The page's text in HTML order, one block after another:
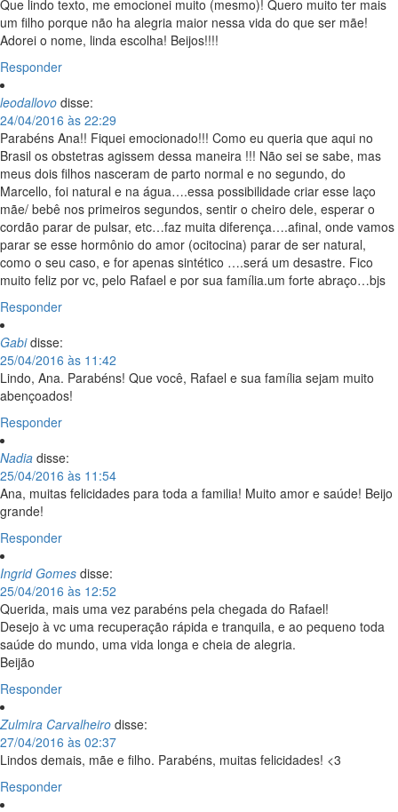
Que lindo texto, me emocionei muito (mesmo)! Quero muito ter mais
um filho porque não ha alegria maior nessa vida do que ser mãe!
Adorei o nome, linda escolha! Beijos!!!!
Responder
leodallovo disse:
24/04/2016 às 22:29
Parabéns Ana!! Fiquei emocionado!!! Como eu queria que aqui no
Brasil os obstetras agissem dessa maneira !!! Não sei se sabe, mas
meus dois filhos nasceram de parto normal e no segundo, do
Marcello, foi natural e na água….essa possibilidade criar esse laço
mãe/ bebê nos primeiros segundos, sentir o cheiro dele, esperar o
cordão parar de pulsar, etc…faz muita diferença….afinal, onde vamos
parar se esse hormônio do amor (ocitocina) parar de ser natural,
como o seu caso, e for apenas sintético ….será um desastre. Fico
muito feliz por vc, pelo Rafael e por sua família.um forte abraço…bjs
Responder
Gabi disse:
25/04/2016 às 11:42
Lindo, Ana. Parabéns! Que você, Rafael e sua família sejam muito
abençoados!
Responder
Nadia disse:
25/04/2016 às 11:54
Ana, muitas felicidades para toda a familia! Muito amor e saúde! Beijo
grande!
Responder
Ingrid Gomes disse:
25/04/2016 às 12:52
Querida, mais uma vez parabéns pela chegada do Rafael!
Desejo à vc uma recuperação rápida e tranquila, e ao pequeno toda
saúde do mundo, uma vida longa e cheia de alegria.
Beijão
Responder
Zulmira Carvalheiro disse:
27/04/2016 às 02:37
Lindos demais, mãe e filho. Parabéns, muitas felicidades! <3
Responder